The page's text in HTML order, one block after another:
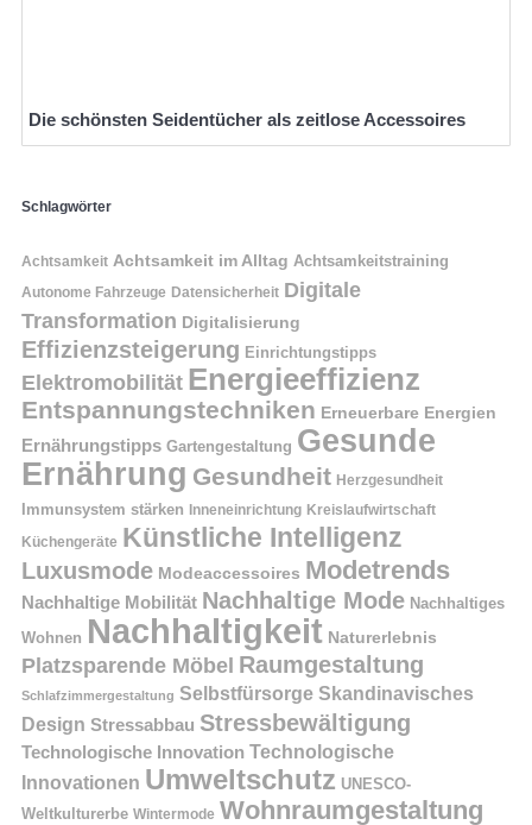
Die schönsten Seidentücher als zeitlose Accessoires
Schlagwörter
Achtsamkeit Achtsamkeit im Alltag Achtsamkeitstraining
Autonome Fahrzeuge Datensicherheit Digitale
Transformation Digitalisierung
Effizienzsteigerung Einrichtungstipps
Elektromobilität Energieeffizienz
Entspannungstechniken Erneuerbare Energien
Ernährungstipps Gartengestaltung Gesunde
Ernährung Gesundheit Herzgesundheit
Immunsystem stärken Inneneinrichtung Kreislaufwirtschaft
Küchengeräte Künstliche Intelligenz
Luxusmode Modeaccessoires Modetrends
Nachhaltige Mobilität Nachhaltige Mode Nachhaltiges
Wohnen Nachhaltigkeit Naturerlebnis
Platzsparende Möbel Raumgestaltung
Schlafzimmergestaltung Selbstfürsorge Skandinavisches
Design Stressabbau Stressbewältigung
Technologische Innovation Technologische
Innovationen Umweltschutz UNESCO-
Weltkulturerbe Wintermode Wohnraumgestaltung